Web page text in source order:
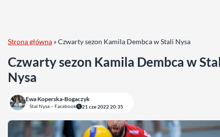
Strona główna »Czwarty sezon Kamila Dembca w Stali Nysa
Czwarty sezon Kamila Dembca w
Nysa
Ewa Koperska-Bogaczyk
Stal Nysa – Facebook 21 cze 2022 20:35